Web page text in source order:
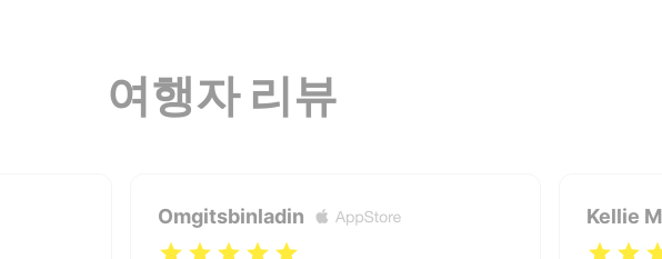
여행자 리뷰
Omgitsbinladin Kellie